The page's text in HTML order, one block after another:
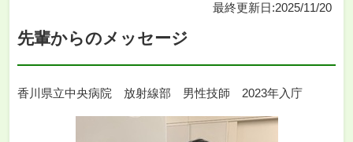
最終更新日:2025/11/20
先輩からのメッセージ
香川県立中央病院 放射線部 男性技師 2023年入庁